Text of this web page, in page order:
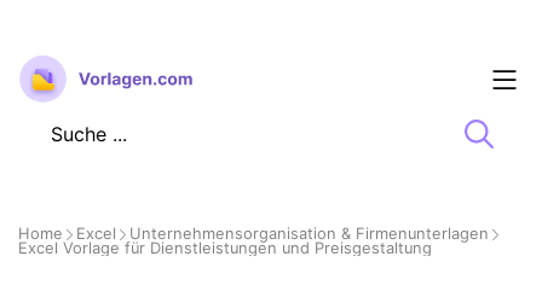
Zum
Inhalt
springen
Home Excel
Unternehmensorganisation & Firmenunterlagen
Excel Vorlage für Dienstleistungen und Preisgestaltung